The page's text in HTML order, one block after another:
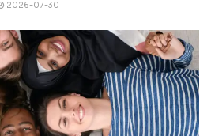
2026-07-30